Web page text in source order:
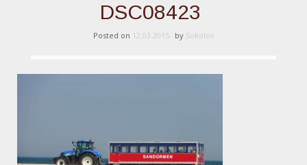
DSC08423
Posted on 12.03.2015 by Sokolov